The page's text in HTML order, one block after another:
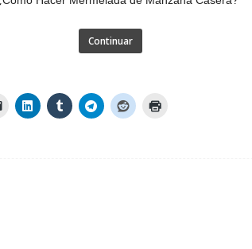
Continuar